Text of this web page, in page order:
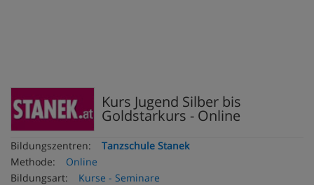
Kurs Jugend Silber bis
Goldstarkurs - Online
Bildungszentren:
Tanzschule Stanek
Methode:
Online
Bildungsart:
Kurse - Seminare